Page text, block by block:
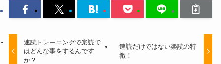
速読トレーニングで楽読で
はどんな事をするんです
か？
速読だけではない楽読の特
徴！